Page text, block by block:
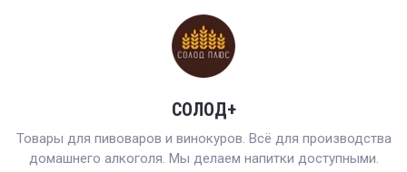
СОЛОД+
Товары для пивоваров и винокуров. Всё для производства
домашнего алкоголя. Мы делаем напитки доступными.